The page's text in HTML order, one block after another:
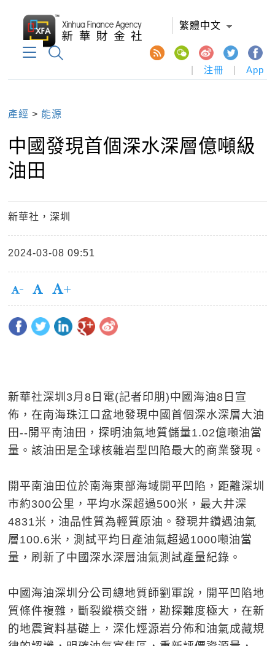
繁體中文
注冊 App
產經 > 能源
中國發現首個深水深層億噸級
油田
新華社，深圳
2024-03-08 09:51
新華社深圳3月8日電(記者印朋)中國海油8日宣
佈，在南海珠江口盆地發現中國首個深水深層大油
田--開平南油田，探明油氣地質儲量1.02億噸油當
量。該油田是全球核雜岩型凹陷最大的商業發現。
開平南油田位於南海東部海域開平凹陷，距離深圳
市約300公里，平均水深超過500米，最大井深
4831米，油品性質為輕質原油。發現井鑽遇油氣
層100.6米，測試平均日產油氣超過1000噸油當
量，刷新了中國深水深層油氣測試產量紀錄。
中國海油深圳分公司總地質師劉軍說，開平凹陷地
質條件複雜，斷裂縱橫交錯，勘探難度極大，在新
的地震資料基礎上，深化烴源岩分佈和油氣成藏規